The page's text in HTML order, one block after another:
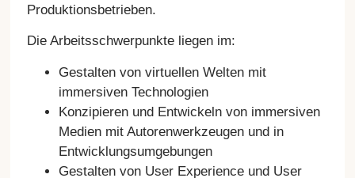
Produktionsbetrieben.
Die Arbeitsschwerpunkte liegen im:
Gestalten von virtuellen Welten mit
immersiven Technologien
Konzipieren und Entwickeln von immersiven
Medien mit Autorenwerkzeugen und in
Entwicklungsumgebungen
Gestalten von User Experience und User